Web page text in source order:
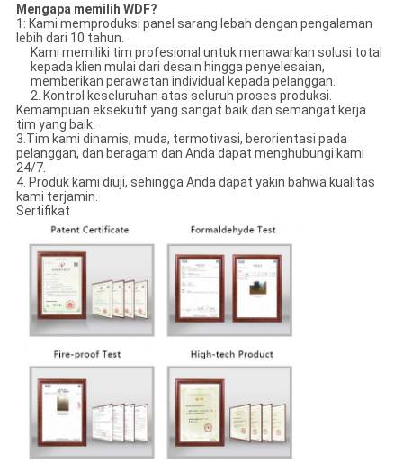
Mengapa memilih WDF?
1: Kami memproduksi panel sarang lebah dengan pengalaman
lebih dari 10 tahun.
Kami memiliki tim profesional untuk menawarkan solusi total
kepada klien mulai dari desain hingga penyelesaian,
memberikan perawatan individual kepada pelanggan.
2. Kontrol keseluruhan atas seluruh proses produksi.
Kemampuan eksekutif yang sangat baik dan semangat kerja
tim yang baik.
3.Tim kami dinamis, muda, termotivasi, berorientasi pada
pelanggan, dan beragam dan Anda dapat menghubungi kami
24/7.
4. Produk kami diuji, sehingga Anda dapat yakin bahwa kualitas
kami terjamin.
Sertifikat